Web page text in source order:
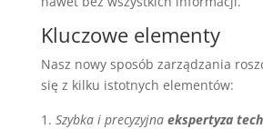
Kluczowe elementy
Nasz nowy sposób zarządzania
się z kilku istotnych elementów:
Szybka i precyzyjna ekspertyza